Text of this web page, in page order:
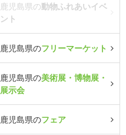
鹿児島県の動物ふれあいイベ
ント
鹿児島県のフリーマーケット
鹿児島県の美術展・博物展・
展示会
鹿児島県のフェア